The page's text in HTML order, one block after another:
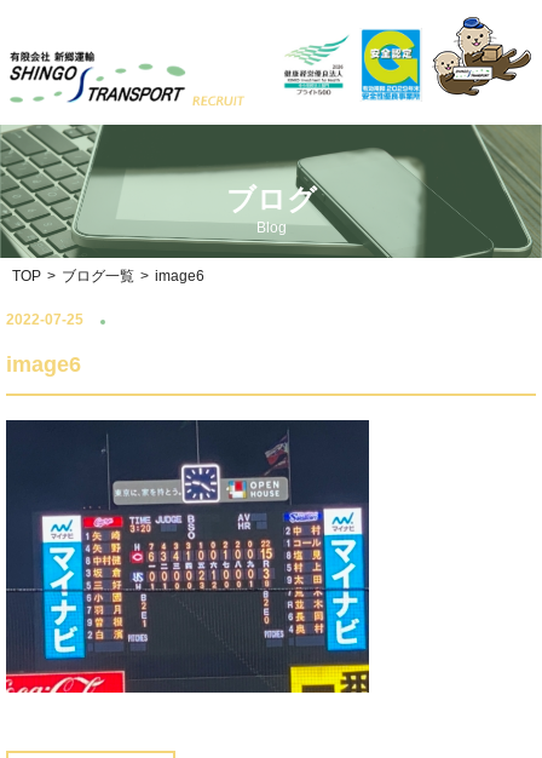
ブログ
Blog
TOP > ブログ一覧 > image6
2022-07-25
image6